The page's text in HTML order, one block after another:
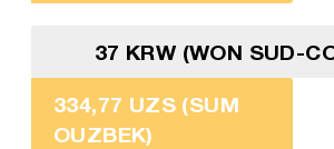
37 KRW (WON SUD-
334,77 UZS (SUM
OUZBEK)